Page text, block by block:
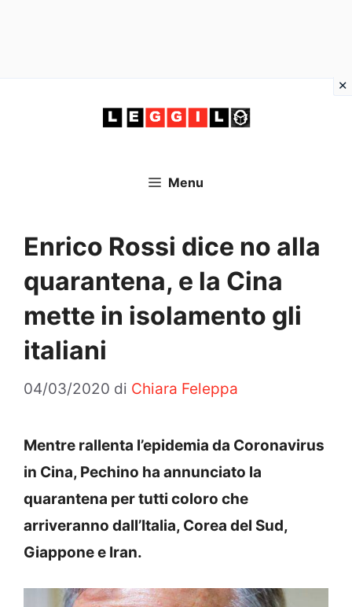
Menu
Enrico Rossi dice no alla
quarantena, e la Cina
mette in isolamento gli
italiani
04/03/2020 di Chiara Feleppa
Mentre rallenta l’epidemia da Coronavirus
in Cina, Pechino ha annunciato la
quarantena per tutti coloro che
arriveranno dall’Italia, Corea del Sud,
Giappone e Iran.